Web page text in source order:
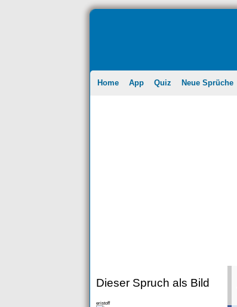
Home App Quiz Neue Sprüche
Dieser Spruch als Bild
eristoff